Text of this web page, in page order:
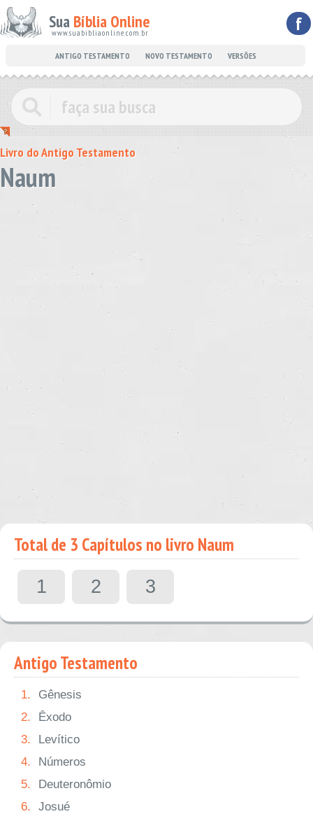
Sua Bíblia Online
www.suabibliaonline.com.br f
ANTIGO TESTAMENTO NOVO TESTAMENTO VERSÕES
Livro do Antigo Testamento
Naum
Total de 3 Capítulos no livro Naum
1 2 3
Antigo Testamento
1.
Gênesis
2.
Êxodo
3.
Levítico
4.
Números
5.
Deuteronômio
6.
Josué